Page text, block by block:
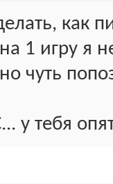
как
1 игру я
чуть
у тебя